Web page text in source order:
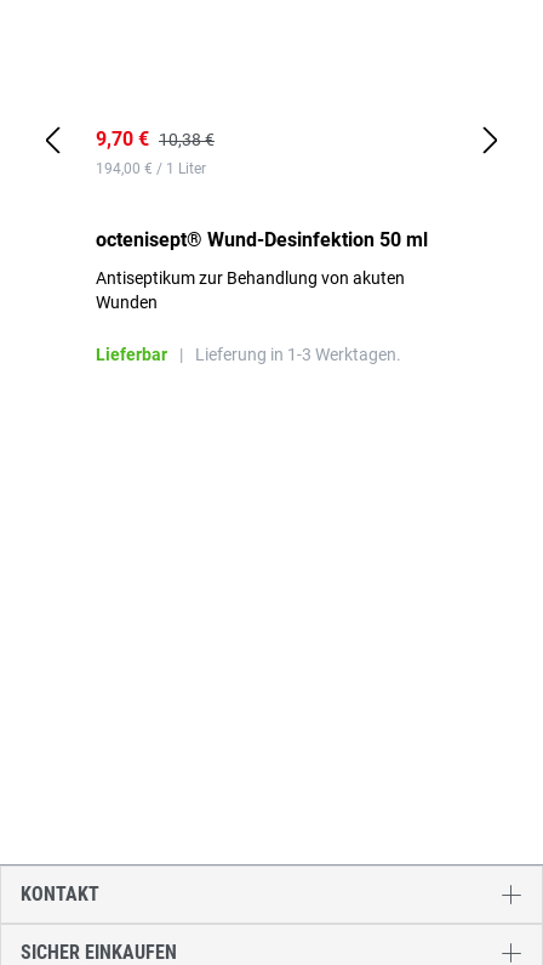
9,70 € 10,38 €
194,00 € / 1 Liter
octenisept® Wund-Desinfektion 50 ml
Antiseptikum zur Behandlung von akuten
Wunden
Lieferbar | Lieferung in 1-3 Werktagen.
SICHER EINKAUFEN
KONTAKT